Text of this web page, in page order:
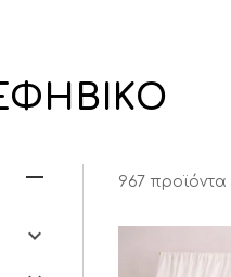
967 προϊόντα